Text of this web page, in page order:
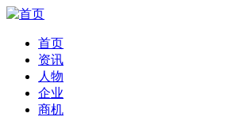
首页
资讯
人物
企业
商机